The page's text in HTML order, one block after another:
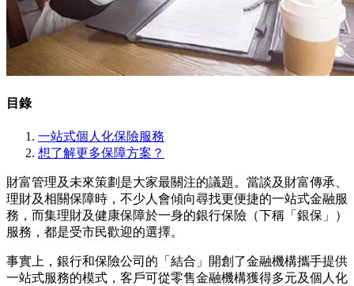
目錄
一站式個人化保險服務
想了解更多保障方案？
財富管理及未來策劃是大家最關注的議題。當談及財富傳承、
理財及相關保障時，不少人會傾向尋找更便捷的一站式金融服
務，而集理財及健康保障於一身的銀行保險（下稱「銀保」）
服務，都是受市民歡迎的選擇。
事實上，銀行和保險公司的「結合」開創了金融機構攜手提供
一站式服務的模式，客戶可從零售金融機構獲得多元及個人化